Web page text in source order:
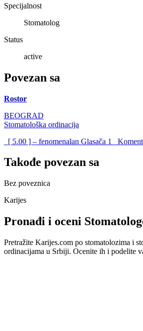
Specijalnost
Stomatolog
Status
active
Povezan sa
Rostor
BEOGRAD
Stomatološka ordinacija
[ 5.00 ] – fenomenalan Glasača 1
Takođe povezan sa
Bez poveznica
Karijes
Pronađi i oceni
Pretražite Karijes.com po stomatolozima i
ordinacijama u Srbiji. Ocenite ih i podelite